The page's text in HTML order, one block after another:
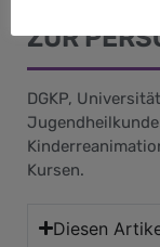
ZUR
DGKP,
Kursen.
Diesen